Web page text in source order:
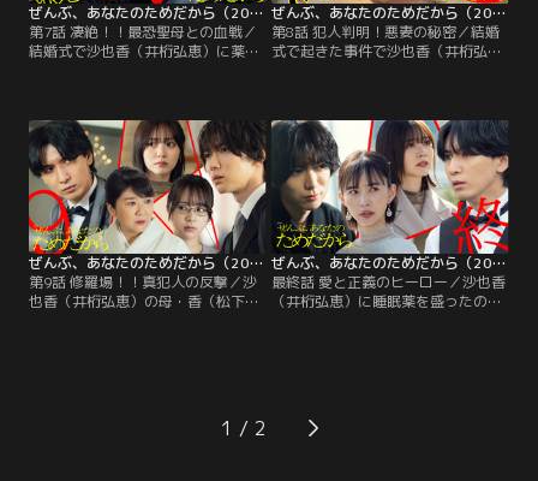
ぜんぶ、あなたのためだから（2026/02/21放送分）第07話
第7話 凄絶！！最恐聖母との血戦／
結婚式で沙也香（井桁弘恵）に薬を
桜庭（七五三掛龍也）は香の尾行を
開始。香が病院に通い、「ある薬」
を処方されていたことを知り、ます
ます疑いを強めたふたり…。
ぜんぶ、あなたのためだから（2026/02/28放送分）第08話
第8話 犯人判明！悪妻の秘密／結婚
式で起きた事件で沙也香（井桁弘
犯人捜しは終結。夫婦は幸せで平穏
な生活を取り戻した…はずだった。
一方桜庭（七五三掛龍也）は、ネコ
仲間の米村（ふせえり）から沙也香
の過去について信じられない真実を
聞かされてしまう。
ぜんぶ、あなたのためだから（2026/03/07放送分）第09話
第9話 修羅場！！真犯人の反撃／沙
也香（井桁弘恵）の母・香（松下由
物かもしれない」と進言し…？義母
と親友たちに囲まれた披露宴で、つ
ぜんぶ、あなたのためだから（2026/03/14放送分）第10話（最終話）
最終話 愛と正義のヒーロー／沙也香
（井桁弘恵）に睡眠薬を盛ったの
は、中学時代の親友・上野帆花（な
ま外の広場へ！
1